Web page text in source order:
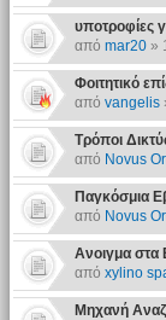
υποτροφίες
από mar20»
Φοιτητικό
από vangelis
Τρόποι
από Novus
Παγκόσμια
από Novus
Ανοιγμα στα
από xylino
Μηχανή